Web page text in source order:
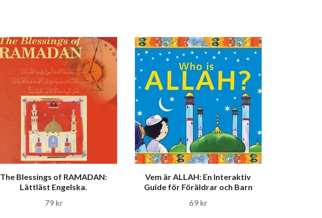
The Blessings of RAMADAN:
Lättläst Engelska.
79 kr
Vem är ALLAH: En Interaktiv
Guide för Föräldrar och Barn
69 kr